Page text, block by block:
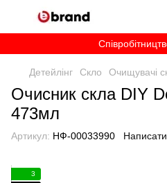
Детейлінг Скло Очищувачі
Очисник скла DIY
473мл
Артикул: НФ-00033990 Написати
3